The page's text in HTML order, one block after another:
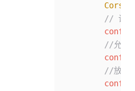
// 设置
        config
//允许
        config
//放行
        config